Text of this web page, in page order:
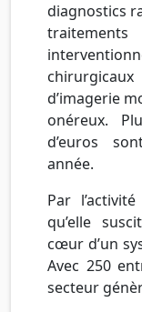
diagnostics
traitements
d’imagerie
onéreux.
d’euros
année.
Par
qu’elle
cœur d’un
Avec 250
secteur